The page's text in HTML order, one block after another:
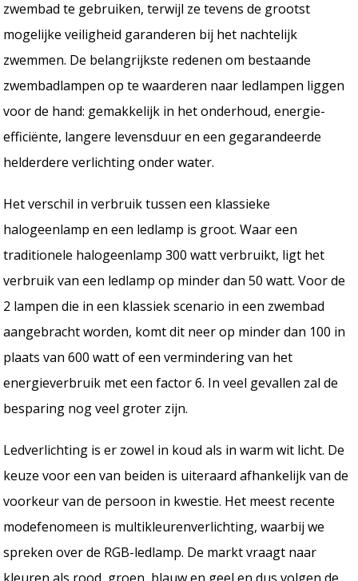
zwembad te gebruiken, terwijl ze tevens de grootst
mogelijke veiligheid garanderen bij het nachtelijk
zwemmen. De belangrijkste redenen om bestaande
zwembadlampen op te waarderen naar ledlampen liggen
voor de hand: gemakkelijk in het onderhoud, energie-
efficiënte, langere levensduur en een gegarandeerde
helderdere verlichting onder water.
Het verschil in verbruik tussen een klassieke
halogeenlamp en een ledlamp is groot. Waar een
traditionele halogeenlamp 300 watt verbruikt, ligt het
verbruik van een ledlamp op minder dan 50 watt. Voor de
2 lampen die in een klassiek scenario in een zwembad
aangebracht worden, komt dit neer op minder dan 100 in
plaats van 600 watt of een vermindering van het
energieverbruik met een factor 6. In veel gevallen zal de
besparing nog veel groter zijn.
Ledverlichting is er zowel in koud als in warm wit licht. De
keuze voor een van beiden is uiteraard afhankelijk van de
voorkeur van de persoon in kwestie. Het meest recente
modefenomeen is multikleurenverlichting, waarbij we
spreken over de RGB-ledlamp. De markt vraagt naar